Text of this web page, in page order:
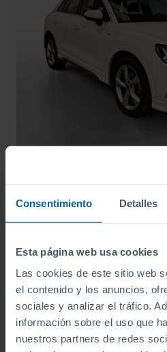
Consentimiento Detalles
Esta página web usa cookies
Las cookies de este sitio web
el contenido y los anuncios,
sociales y analizar el tráfico.
información sobre el uso que
nuestros partners de redes
95.144
2021